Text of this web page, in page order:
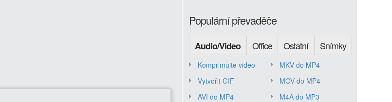
Populární převaděče
Audio/Video Office Ostatní Snímky
Komprimujte video
MKV do MP4
Vytvořit GIF
MOV do MP4
AVI do MP4
M4A do MP3